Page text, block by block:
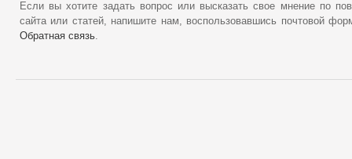
Если вы хотите задать вопрос или высказать свое мнение по
сайта или статей, напишите нам, воспользовавшись почтовой
Обратная связь.